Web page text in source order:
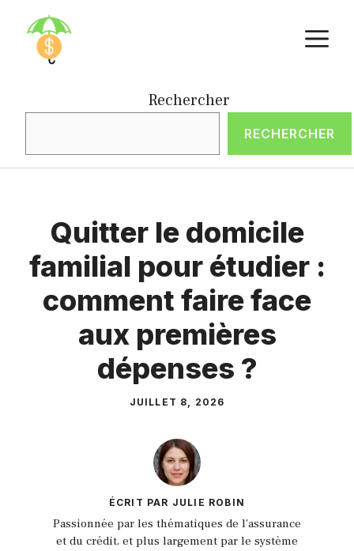
contenu
Rechercher
RECHERCHER
Quitter le domicile
familial pour étudier :
comment faire face
aux premières
dépenses ?
JUILLET 8, 2026
ÉCRIT PAR JULIE ROBIN
Passionnée par les thématiques de l'assurance
et du crédit, et plus largement par le système